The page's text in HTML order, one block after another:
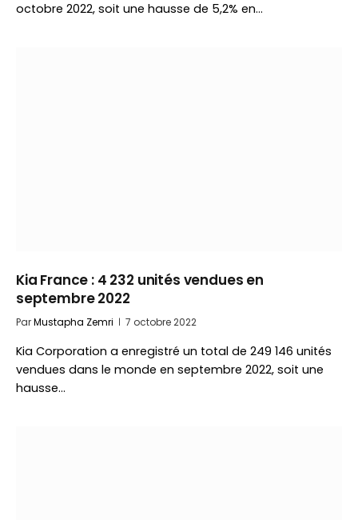
octobre 2022, soit une hausse de 5,2% en…
Kia France : 4 232 unités vendues en
septembre 2022
ParMustapha Zemri 7 octobre 2022
Kia Corporation a enregistré un total de 249 146 unités
vendues dans le monde en septembre 2022, soit une
hausse…